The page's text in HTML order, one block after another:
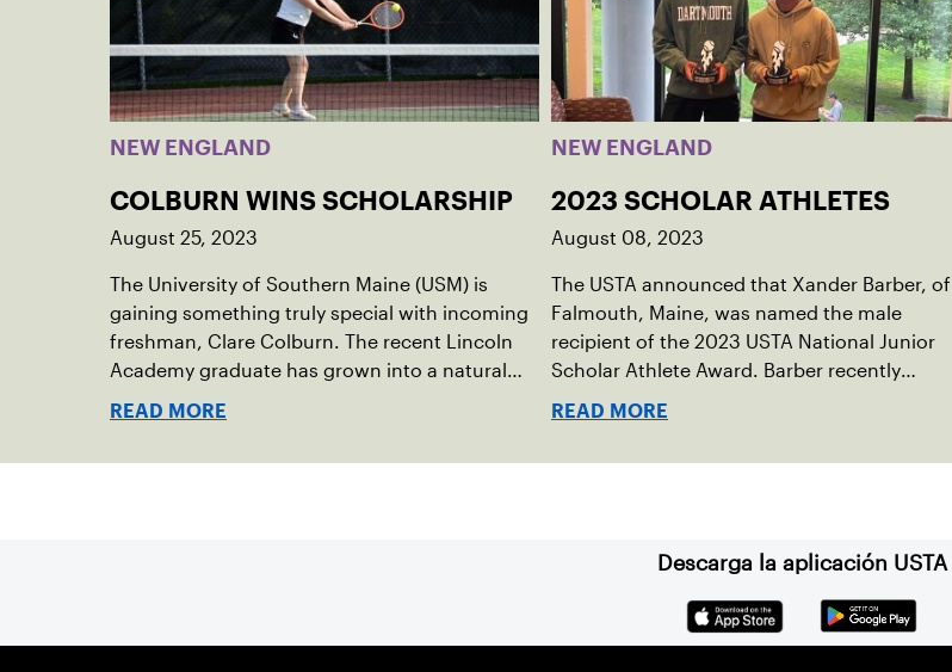
NEW ENGLAND
COLBURN WINS SCHOLARSHIP
August 25, 2023
The University of Southern Maine (USM) is
gaining something truly special with incoming
freshman, Clare Colburn. The recent Lincoln
Academy graduate has grown into a natural
leader both on the tennis courts and off, and
READ MORE
NEW ENGLAND
2023 SCHOLAR ATHLETES
August 08, 2023
The USTA announced that Xander Barber, of
Falmouth, Maine, was named the male
recipient of the 2023 USTA National Junior
Scholar Athlete Award. Barber recently
graduated from Falmouth High School after
READ MORE
Descarga la aplicación USTA